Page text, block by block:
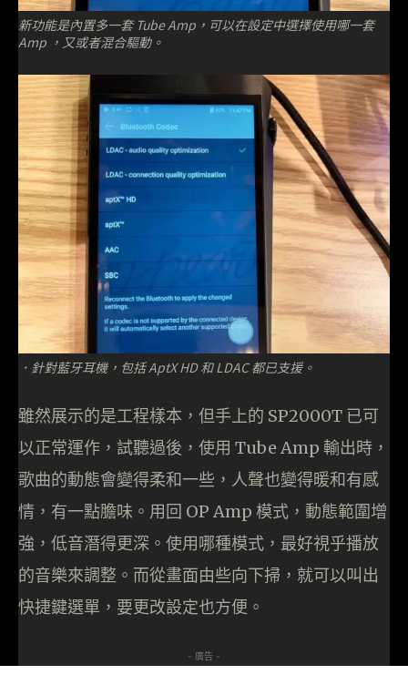
新功能是內置多一套 Tube Amp，可以在設定中選擇使用哪一套
Amp ，又或者混合驅動。
．針對藍牙耳機，包括 AptX HD 和 LDAC 都已支援。
雖然展示的是工程樣本，但手上的 SP2000T 已可
以正常運作，試聽過後，使用 Tube Amp 輸出時，
歌曲的動態會變得柔和一些，人聲也變得暖和有感
情，有一點膽味。用回 OP Amp 模式，動態範圍增
強，低音潛得更深。使用哪種模式，最好視乎播放
的音樂來調整。而從畫面由些向下掃，就可以叫出
快捷鍵選單，要更改設定也方便。
- 廣告 -